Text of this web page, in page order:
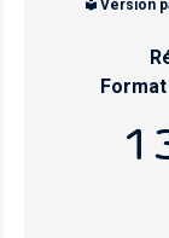
Version
Format